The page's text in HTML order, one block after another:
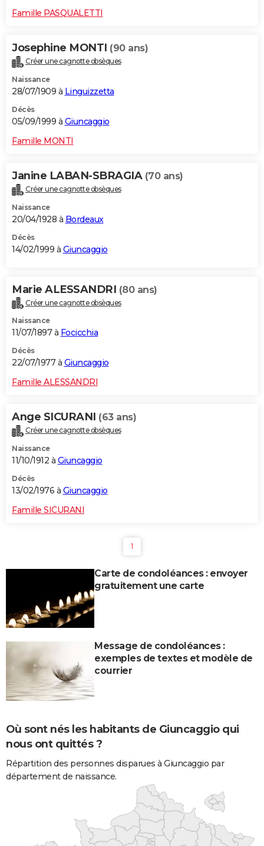
Famille PASQUALETTI
Josephine MONTI (90 ans)
Créer une cagnotte obsèques
Naissance
28/07/1909 à Linguizzetta
Décès
05/09/1999 à Giuncaggio
Famille MONTI
Janine LABAN-SBRAGIA (70 ans)
Créer une cagnotte obsèques
Naissance
20/04/1928 à Bordeaux
Décès
14/02/1999 à Giuncaggio
Marie ALESSANDRI (80 ans)
Créer une cagnotte obsèques
Naissance
11/07/1897 à Focicchia
Décès
22/07/1977 à Giuncaggio
Famille ALESSANDRI
Ange SICURANI (63 ans)
Créer une cagnotte obsèques
Naissance
11/10/1912 à Giuncaggio
Décès
13/02/1976 à Giuncaggio
Famille SICURANI
1
Carte de condoléances : envoyer
gratuitement une carte
Message de condoléances :
exemples de textes et modèle de
courrier
Où sont nés les habitants de Giuncaggio qui
nous ont quittés ?
Répartition des personnes disparues à Giuncaggio par
département de naissance.